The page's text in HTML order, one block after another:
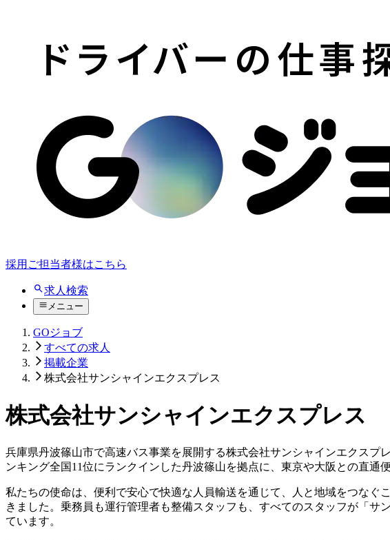
採用ご担当者様はこちら
求人検索
メニュー
GOジョブ
すべての求人
掲載企業
株式会社サンシャインエクスプレス
株式会社サンシャインエクスプレス
兵庫県丹波篠山市で高速バス事業を展開する株式会社サンシャインエクスプ
ンキング全国11位にランクインした丹波篠山を拠点に、東京や大阪との直通
私たちの使命は、便利で安心で快適な人員輸送を通じて、人と地域をつな
きました。乗務員も運行管理者も整備スタッフも、すべてのスタッフが「
ています。